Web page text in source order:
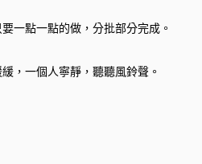
一點一點的做，分批部分完成。
，一個人寧靜，聽聽風鈴聲。